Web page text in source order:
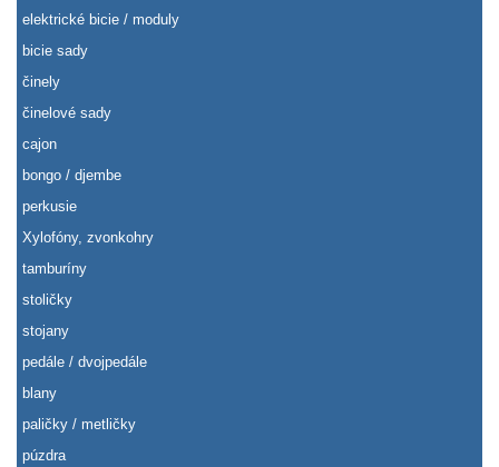
elektrické bicie / moduly
bicie sady
činely
činelové sady
cajon
bongo / djembe
perkusie
Xylofóny, zvonkohry
tamburíny
stoličky
stojany
pedále / dvojpedále
blany
paličky / metličky
púzdra